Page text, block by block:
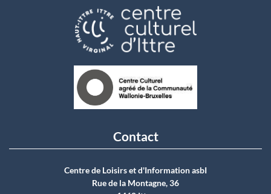
Contact
Centre de Loisirs et d'Information asbI
Rue de la Montagne, 36